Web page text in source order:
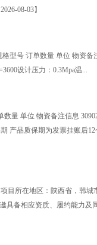
2026-08-03】
型号 订单数量 单位 物资备
设计压力：0.3Mpa温...
量 单位 物资备注信息
产品质保期为发票挂账后
目所在地区：陕西省，韩城
具备相应资质、履约能力及